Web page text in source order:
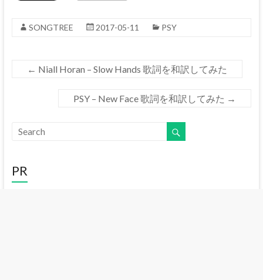
SONGTREE 2017-05-11 PSY
← Niall Horan – Slow Hands 歌詞を和訳してみた
PSY – New Face 歌詞を和訳してみた →
PR